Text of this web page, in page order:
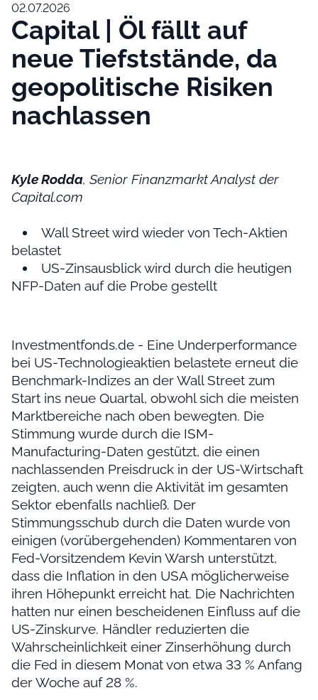
02.07.2026
Capital | Öl fällt auf
neue Tiefststände, da
geopolitische Risiken
nachlassen
Kyle Rodda, Senior Finanzmarkt Analyst der
Capital.com
Wall Street wird wieder von Tech-Aktien
belastet
US-Zinsausblick wird durch die heutigen
NFP-Daten auf die Probe gestellt
Investmentfonds.de - Eine Underperformance
bei US-Technologieaktien belastete erneut die
Benchmark-Indizes an der Wall Street zum
Start ins neue Quartal, obwohl sich die meisten
Marktbereiche nach oben bewegten. Die
Stimmung wurde durch die ISM-
Manufacturing-Daten gestützt, die einen
nachlassenden Preisdruck in der US-Wirtschaft
zeigten, auch wenn die Aktivität im gesamten
Sektor ebenfalls nachließ. Der
Stimmungsschub durch die Daten wurde von
einigen (vorübergehenden) Kommentaren von
Fed-Vorsitzendem Kevin Warsh unterstützt,
dass die Inflation in den USA möglicherweise
ihren Höhepunkt erreicht hat. Die Nachrichten
hatten nur einen bescheidenen Einfluss auf die
US-Zinskurve. Händler reduzierten die
Wahrscheinlichkeit einer Zinserhöhung durch
die Fed in diesem Monat von etwa 33 % Anfang
der Woche auf 28 %.